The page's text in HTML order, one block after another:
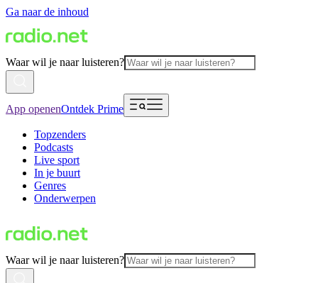
Ga naar de inhoud
Waar wil je naar luisteren?
App openenOntdek Prime
Topzenders
Podcasts
Live sport
In je buurt
Genres
Onderwerpen
Waar wil je naar luisteren?